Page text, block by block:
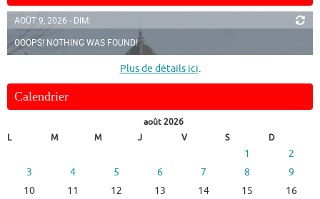
AOÛT 9, 2026 - DIM.
OOOPS! NOTHING WAS FOUND!
Plus de détails ici.
Calendrier
août 2026
L
M M J V S D
1
2
3
4 5 6 7 8
9
10
11 12 13 14 15
16